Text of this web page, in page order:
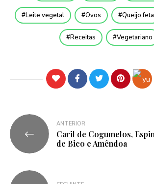
Leite vegetal Ovos Queijo feta
Receitas Vegetariano
ANTERIOR
Caril de Cogumelos,
de Bico e Amêndoa